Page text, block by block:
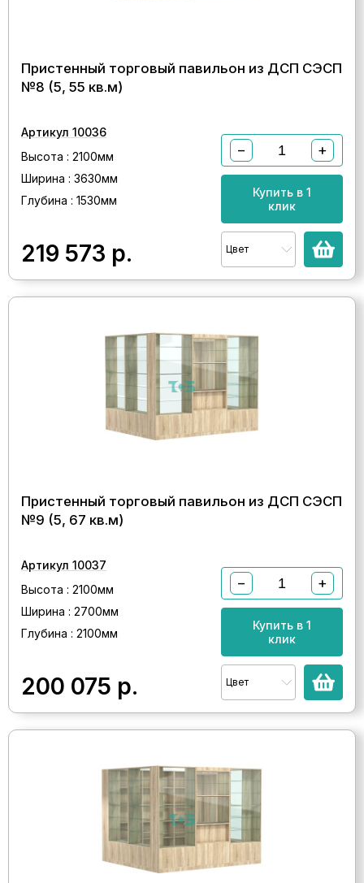
Пристенный торговый павильон из ДСП СЭСП
№8 (5, 55 кв.м)
Артикул 10036
Высота : 2100мм
Ширина : 3630мм
Глубина : 1530мм
219 573 р.
− +
Купить в 1
клик
Цвет
Пристенный торговый павильон из ДСП СЭСП
№9 (5, 67 кв.м)
Артикул 10037
Высота : 2100мм
Ширина : 2700мм
Глубина : 2100мм
200 075 р.
− +
Купить в 1
клик
Цвет